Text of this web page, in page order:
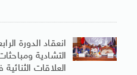
انعقاد الدورة
التشادية
العلاقات